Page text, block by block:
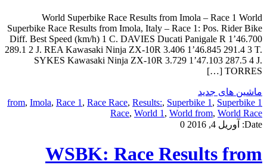
World Superbike Race Results from Imola – Race 1 World
Superbike Race Results from Imola, Italy – Race 1: Pos. Rider Bike
Diff. Best Speed (km/h) 1 C. DAVIES Ducati Panigale R 1’46.700
289.1 2 J. REA Kawasaki Ninja ZX-10R 3.406 1’46.845 291.4 3 T.
SYKES Kawasaki Ninja ZX-10R 3.729 1’47.103 287.5 4 J.
TORRES […]
ماشین های جدید
1 from
, Imola, Race 1 , Race Race, Results:, Superbike 1 , Superbike
Race, World 1 , World from, World Race
Date:
آوریل 4, 2016 0
WSBK: Race Results from